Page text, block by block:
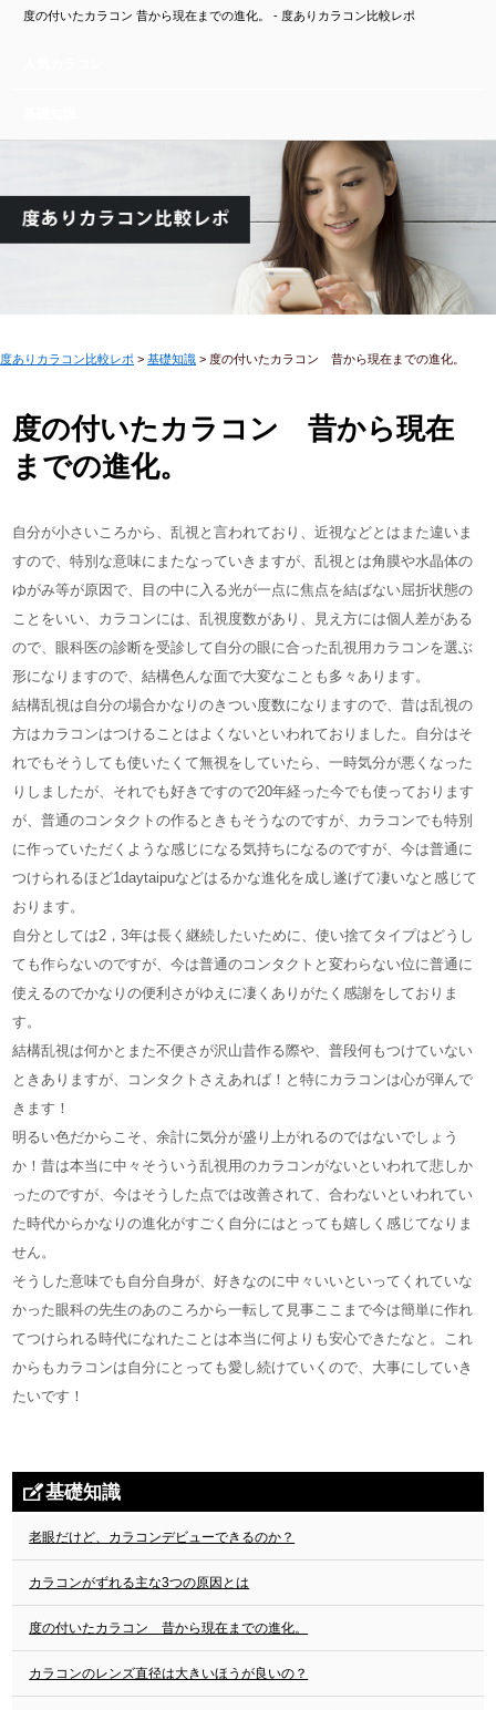
度の付いたカラコン 昔から現在までの進化。 - 度ありカラコン比較レポ
度ありカラコン比較レポ > 基礎知識 > 度の付いたカラコン 昔から現在までの進化。
度の付いたカラコン 昔から現在
までの進化。
自分が小さいころから、乱視と言われており、近視などとはまた違いま
すので、特別な意味にまたなっていきますが、乱視とは角膜や水晶体の
ゆがみ等が原因で、目の中に入る光が一点に焦点を結ばない屈折状態の
ことをいい、カラコンには、乱視度数があり、見え方には個人差がある
ので、眼科医の診断を受診して自分の眼に合った乱視用カラコンを選ぶ
形になりますので、結構色んな面で大変なことも多々あります。
結構乱視は自分の場合かなりのきつい度数になりますので、昔は乱視の
方はカラコンはつけることはよくないといわれておりました。自分はそ
れでもそうしても使いたくて無視をしていたら、一時気分が悪くなった
りしましたが、それでも好きですので20年経った今でも使っております
が、普通のコンタクトの作るときもそうなのですが、カラコンでも特別
に作っていただくような感じになる気持ちになるのですが、今は普通に
つけられるほど1daytaipuなどはるかな進化を成し遂げて凄いなと感じて
おります。
自分としては2，3年は長く継続したいために、使い捨てタイプはどうし
ても作らないのですが、今は普通のコンタクトと変わらない位に普通に
使えるのでかなりの便利さがゆえに凄くありがたく感謝をしておりま
す。
結構乱視は何かとまた不便さが沢山昔作る際や、普段何もつけていない
ときありますが、コンタクトさえあれば！と特にカラコンは心が弾んで
きます！
明るい色だからこそ、余計に気分が盛り上がれるのではないでしょう
か！昔は本当に中々そういう乱視用のカラコンがないといわれて悲しか
ったのですが、今はそうした点では改善されて、合わないといわれてい
た時代からかなりの進化がすごく自分にはとっても嬉しく感じてなりま
せん。
そうした意味でも自分自身が、好きなのに中々いいといってくれていな
かった眼科の先生のあのころから一転して見事ここまで今は簡単に作れ
てつけられる時代になれたことは本当に何よりも安心できたなと。これ
からもカラコンは自分にとっても愛し続けていくので、大事にしていき
たいです！
基礎知識
老眼だけど、カラコンデビューできるのか？
カラコンがずれる主な3つの原因とは
度の付いたカラコン 昔から現在までの進化。
カラコンのレンズ直径は大きいほうが良いの？